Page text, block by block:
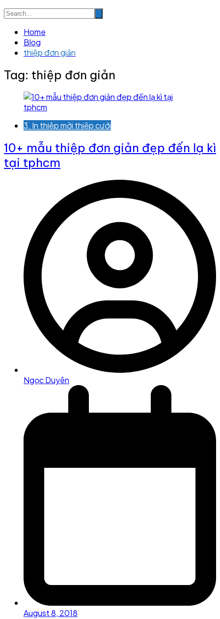
Home
Blog
thiệp đơn giản
Tag: thiệp đơn giản
3. In thiệp mời thiệp cưới
10+ mẫu thiệp đơn giản đẹp đến lạ kì
tại tphcm
Ngọc Duyên
August 8, 2018